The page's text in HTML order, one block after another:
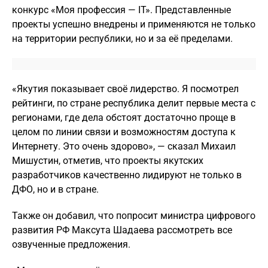
конкурс «Моя профессия — IT». Представленные
проекты успешно внедрены и применяются не только
на территории республики, но и за её пределами.
«Якутия показывает своё лидерство. Я посмотрел
рейтинги, по стране республика делит первые места с
регионами, где дела обстоят достаточно проще в
целом по линии связи и возможностям доступа к
Интернету. Это очень здорово», — сказал Михаил
Мишустин, отметив, что проекты якутских
разработчиков качественно лидируют не только в
ДФО, но и в стране.
Также он добавил, что попросит министра цифрового
развития РФ Максута Шадаева рассмотреть все
озвученные предложения.